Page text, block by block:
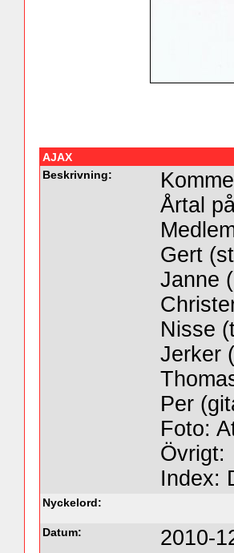
AJAX
Beskrivning:
Årtal
Gert
Janne
Nisse
Jerker
Per
Foto:
Övrigt:
Index:
Nyckelord:
Datum: 2010-